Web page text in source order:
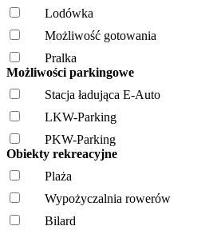
Lodówka
Możliwość gotowania
Pralka
Możliwości parkingowe
Stacja ładująca E-Auto
LKW-Parking
PKW-Parking
Obiekty rekreacyjne
Plaża
Wypożyczalnia rowerów
Bilard